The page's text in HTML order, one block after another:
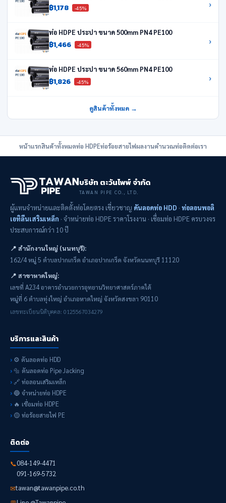
฿1,178 -45% ›
ท่อ HDPE ประปา ขนาด 500mm PN4 PE100
฿1,466 -45% ›
ท่อ HDPE ประปา ขนาด 560mm PN4 PE100
฿1,826 -45% ›
ดูสินค้าทั้งหมด →
หน้าแรกสินค้าทั้งหมดท่อ HDPEท่อร้อยสายไฟผลงานคำนวณท่อติดต่อเรา
บริษัท ตะวันไพพ์ จำกัด
TAWAN PIPE CO., LTD.
ผู้แทนจำหน่ายและติดตั้งท่อโดยตรง เชี่ยวชาญ ดันลอดท่อ HDD · ท่อลอนพอลิ
เอทิลีนเสริมเหล็ก · จำหน่ายท่อ HDPE ราคาโรงงาน · เชื่อมท่อ HDPE ครบวงจร
ประสบการณ์กว่า 10 ปี
📍 สำนักงานใหญ่ (นนทบุรี):
162/4 หมู่ 5 ตำบลปากเกร็ด อำเภอปากเกร็ด จังหวัดนนทบุรี 11120
📍 สาขาหาดใหญ่:
เลขที่ A234 อาคารอำนวยการอุทยานวิทยาศาสตร์ภาคใต้
หมู่ที่ 6 ตำบลทุ่งใหญ่ อำเภอหาดใหญ่ จังหวัดสงขลา 90110
เลขทะเบียนนิติบุคคล: 0125567034279
บริการและสินค้า
⚙️ ดันลอดท่อ HDD
🔩 ดันลอดท่อ Pipe Jacking
🔗 ท่อลอนเสริมเหล็ก
🔵 จำหน่ายท่อ HDPE
🔥 เชื่อมท่อ HDPE
🟡 ท่อร้อยสายไฟ PE
ติดต่อ
📞084-149-4471
091-169-5732
✉tawan@tawanpipe.co.th